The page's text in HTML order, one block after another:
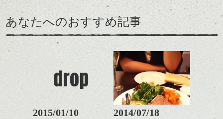
とても良いところです。
ダークトーンの色味でク
ールに演出するのもおす
すめですよ。
で柔らかさをプラスする
のも良いですね。
またクセ毛の方は質感調
髪質改善すると
スタイリング方法は全体
をドライした後、
ワックスとオイルを混ぜ
せます。
質感をかるくととのえな
がら耳かけアレンジする
のも良い感じです。
これからのスタイルチェ
ンジ、似合うカラーリン
ンパクトになるようにす
るのが良い感じです。
軽めの前髪で透け感を演
出できるので、
この時期とてもおすすめ
ナチュラルなベージュカ
ラーで全体にツヤと透明
感をプラスして
質感も綺麗に見せやす
く。
あなたへのおすすめ記事
2015/01/10 2014/07/18